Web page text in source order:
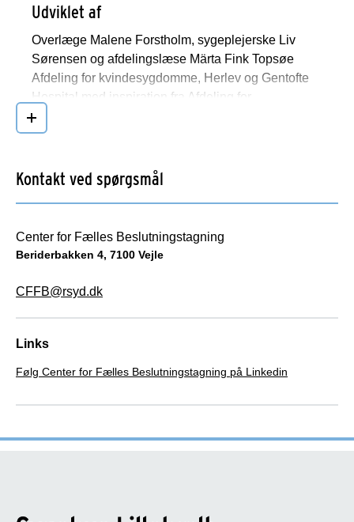
Udviklet af
Overlæge Malene Forstholm, sygeplejerske Liv
Sørensen og afdelingslæse Märta Fink Topsøe
Afdeling for kvindesygdomme, Herlev og Gentofte
Hospital med inspiration fra Afdeling for
Kvindesygdomme og Fødsler, Sydehus Lillebælt.
Patienter og pårørende er blevet inddraget i
efterfølgende i test- og afprøvningsfasen.
Overlæge Malene Forstholm, sygeplejerske Liv
Sørensen og afdelingslæse Märta Fink Topsøe
Hospital.
Version
International Patient Decision Aid Standards
Læs mere
Kontakt ved spørgsmål
Links
Følg Center for Fælles Beslutningstagning på Linkedin
Center for Fælles Beslutningstagning
Beriderbakken 4, 7100 Vejle
CFFB@rsyd.dk